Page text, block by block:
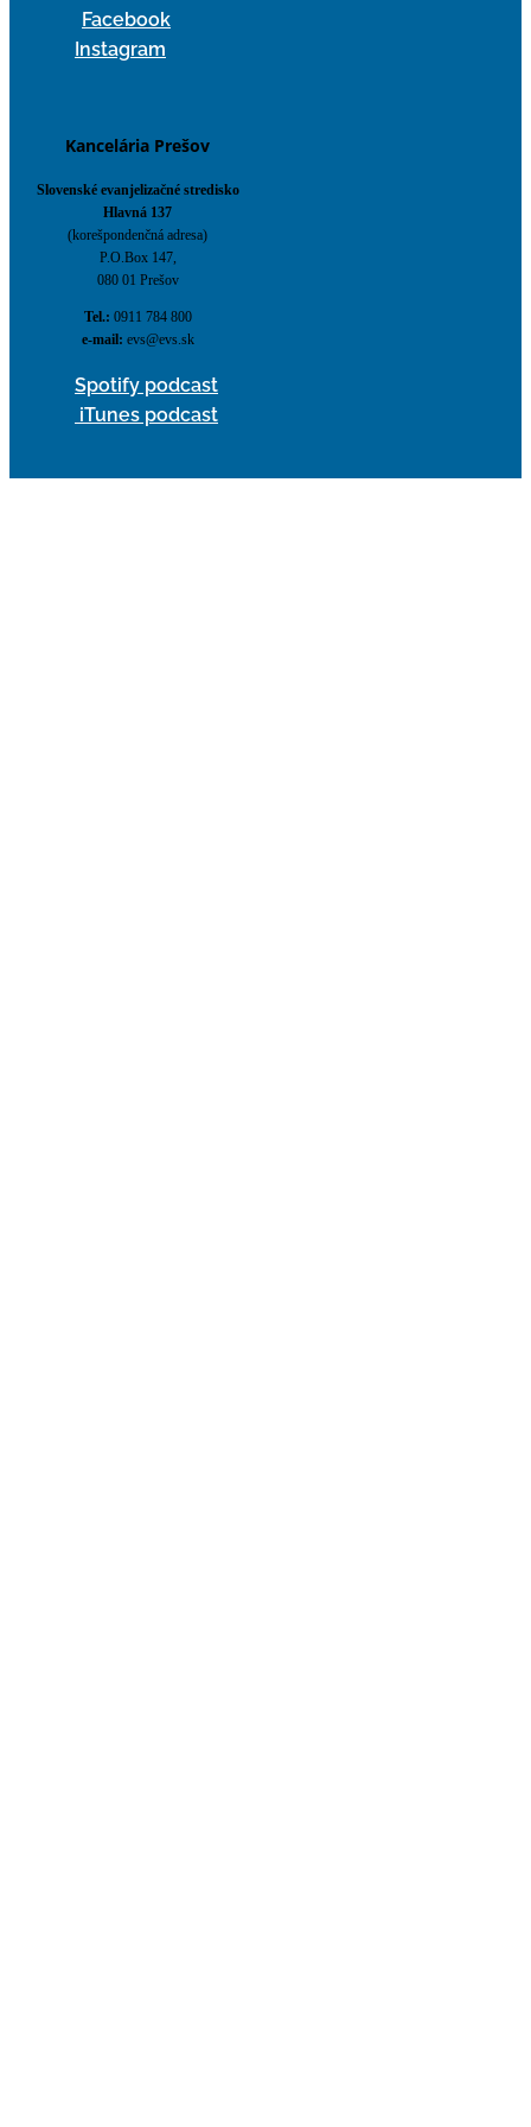
Facebook
Instagram
Kancelária Prešov
Slovenské evanjelizačné stredisko
Hlavná 137
(korešpondenčná adresa)
P.O.Box 147,
080 01 Prešov
Tel.: 0911 784 800
e-mail: evs@evs.sk
Spotify podcast
iTunes podcast